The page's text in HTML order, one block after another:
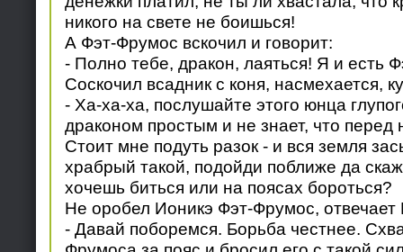
никого на свете не боишься!
А Фэт-Фрумос вскочил и говорит:
- Полно тебе, дракон, лаяться! Я и есть
Соскочил всадник с коня, насмехается,
- Ха-ха-ха, послушайте этого юнца
драконом простым и не знает, что
Стоит мне подуть разок - и вся земля
храбрый такой, подойди поближе да
хочешь биться или на поясах бороться?
Не оробел Ионикэ Фэт-Фрумос, отвечает
- Давай поборемся. Борьба честнее.